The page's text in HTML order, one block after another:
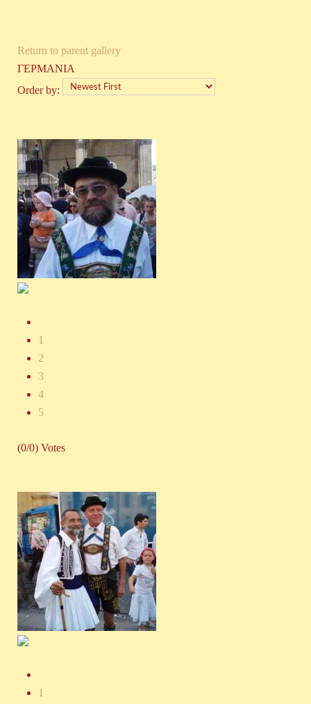
Return to parent gallery
ΓΕΡΜΑΝΙΑ
Order by:
1
2
3
4
5
(0/0) Votes
1